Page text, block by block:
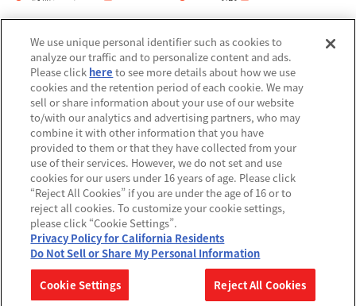
お問い合わせ 個人情報保護方針
利用規約
Do Not Sell or Share My Personal
Information
アレルギー情報
©BANDAI
▼コピーライト一覧を表示する
We use unique personal identifier such as cookies to
analyze our traffic and to personalize content and ads.
Please click here to see more details about how we use
cookies and the retention period of each cookie. We may
sell or share information about your use of our website
to/with our analytics and advertising partners, who may
combine it with other information that you have
provided to them or that they have collected from your
use of their services. However, we do not set and use
cookies for our users under 16 years of age. Please click
“Reject All Cookies” if you are under the age of 16 or to
reject all cookies. To customize your cookie settings,
please click “Cookie Settings”.
Privacy Policy for California Residents
Do Not Sell or Share My Personal Information
Cookie Settings Reject All Cookies